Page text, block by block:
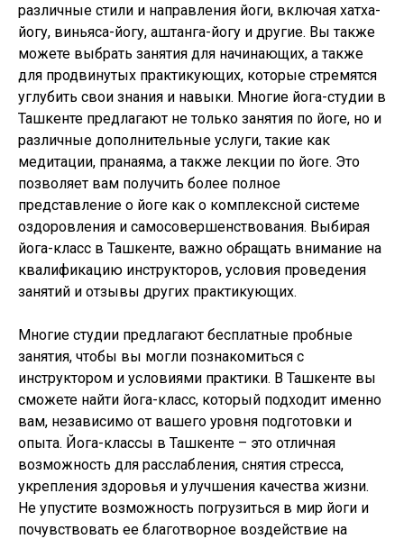
различные стили и направления йоги, включая хатха-
йогу, виньяса-йогу, аштанга-йогу и другие. Вы также
можете выбрать занятия для начинающих, а также
для продвинутых практикующих, которые стремятся
углубить свои знания и навыки. Многие йога-студии в
Ташкенте предлагают не только занятия по йоге, но и
различные дополнительные услуги, такие как
медитации, пранаяма, а также лекции по йоге. Это
позволяет вам получить более полное
представление о йоге как о комплексной системе
оздоровления и самосовершенствования. Выбирая
йога-класс в Ташкенте, важно обращать внимание на
квалификацию инструкторов, условия проведения
занятий и отзывы других практикующих.
Многие студии предлагают бесплатные пробные
занятия, чтобы вы могли познакомиться с
инструктором и условиями практики. В Ташкенте вы
сможете найти йога-класс, который подходит именно
вам, независимо от вашего уровня подготовки и
опыта. Йога-классы в Ташкенте – это отличная
возможность для расслабления, снятия стресса,
укрепления здоровья и улучшения качества жизни.
Не упустите возможность погрузиться в мир йоги и
почувствовать ее благотворное воздействие на